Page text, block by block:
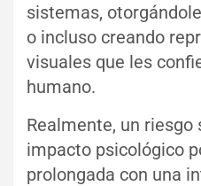
sistemas,
o incluso creando
visuales que les
humano.
Realmente, un
impacto psicológico
prolongada con una